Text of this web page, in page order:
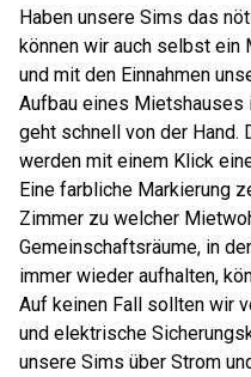
Haben unsere Sims das
können wir auch selbst ein
und mit den Einnahmen
Aufbau eines Mietshauses
geht schnell von der Hand.
werden mit einem Klick
Eine farbliche Markierung
Zimmer zu welcher
Gemeinschaftsräume, in
immer wieder aufhalten,
Auf keinen Fall sollten wir
und elektrische
unsere Sims über Strom